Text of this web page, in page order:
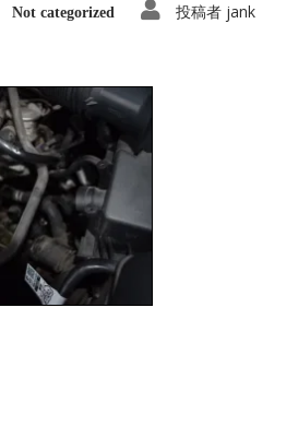
Not categorized 投稿者 jank